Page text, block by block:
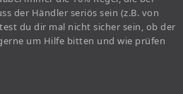
der Händler seriös sein (z.B. von
du dir mal nicht sicher sein, ob der
um Hilfe bitten und wie prüfen